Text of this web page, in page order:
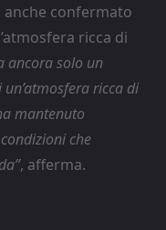
confermato
ricca di
ancora solo un
ricca di
mantenuto
che
, afferma.